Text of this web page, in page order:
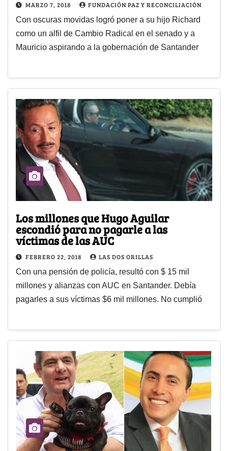
MARZO 7, 2018 FUNDACIÓN PAZ Y RECONCILIACIÓN
Con oscuras movidas logró poner a su hijo Richard
como un alfil de Cambio Radical en el senado y a
Mauricio aspirando a la gobernación de Santander
Los millones que Hugo Aguilar
escondió para no pagarle a las
víctimas de las AUC
FEBRERO 22, 2018 LAS DOS ORILLAS
Con una pensión de policía, resultó con $ 15 mil
millones y alianzas con AUC en Santander. Debía
pagarles a sus víctimas $6 mil millones. No cumplió